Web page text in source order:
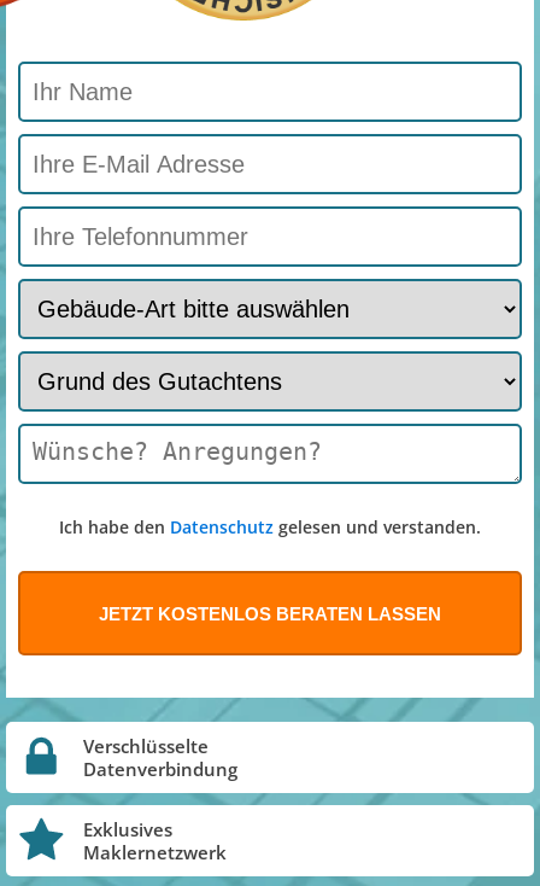
Ich habe den Datenschutz gelesen und verstanden.
Verschlüsselte
Datenverbindung
Exklusives
Maklernetzwerk